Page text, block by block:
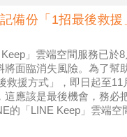
備份「1招最後救
」雲端空間服務已於
面臨消失風險。為了幫
救援方式」，即日起至
應該是最後機會，務必
的「LINE Keep」雲端空